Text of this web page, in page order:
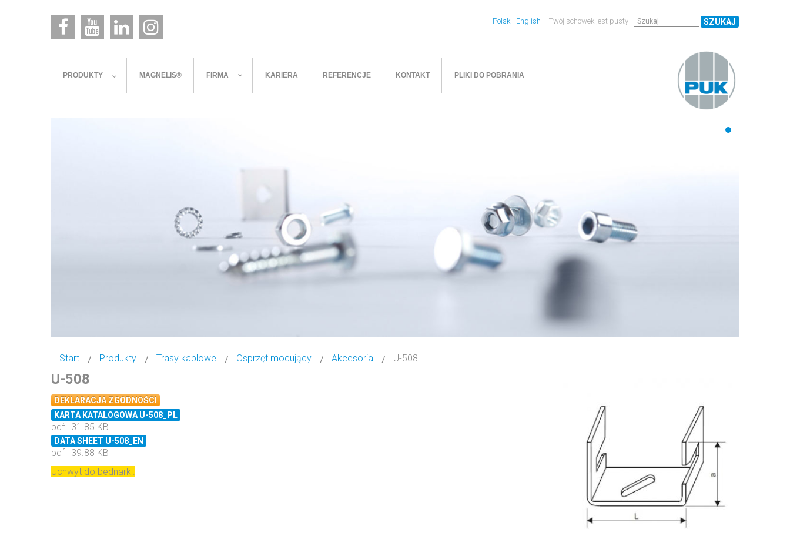
SZUKAJ
Twój schowek jest pusty
Polski English
PRODUKTY MAGNELIS® FIRMA KARIERA REFERENCJE KONTAKT PLIKI DO POBRANIA
Start Produkty Trasy kablowe Osprzęt mocujący Akcesoria U-508
U-508
DEKLARACJA ZGODNOŚCI
KARTA KATALOGOWA U-508_PL
pdf | 31.85 KB
DATA SHEET U-508_EN
pdf | 39.88 KB
Uchwyt do bednarki.